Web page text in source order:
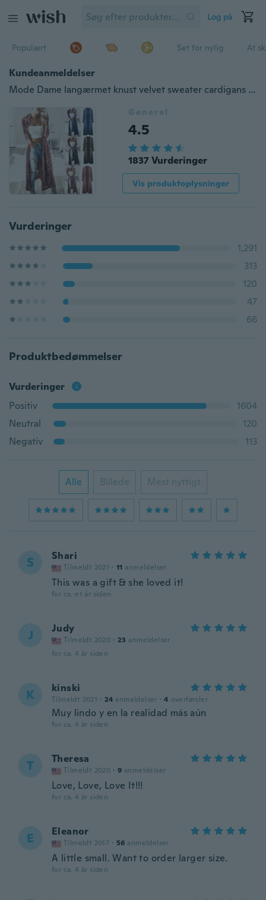
Log på
Populært Set for nylig At
Kundeanmeldelser
Mode Dame langærmet knust velvet sweater cardigans jakke løst frakke outwear
Generel
4.5
1837 Vurderinger
Vis produktoplysninger
Vurderinger
1,291
313
120
47
66
Produktbedømmelser
Vurderinger
Positiv
1604
Neutral
120
Negativ
113
Alle Billede Mest nyttigt
S Shari
Tilmeldt 2021 · 11 anmeldelser
This was a gift & she loved it!
for ca. et år siden
J Judy
Tilmeldt 2020 · 23 anmeldelser
for ca. 4 år siden
K kinski
Tilmeldt 2021 · 24 anmeldelser · 4 overførsler
Muy lindo y en la realidad más aún
for ca. 4 år siden
T Theresa
Tilmeldt 2020 · 9 anmeldelser
Love, Love, Love It!!!
for ca. 4 år siden
E Eleanor
Tilmeldt 2017 · 56 anmeldelser
A little small. Want to order larger size.
for ca. 4 år siden